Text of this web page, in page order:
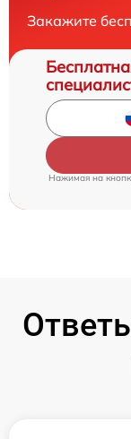
Закажите
Нажимая на